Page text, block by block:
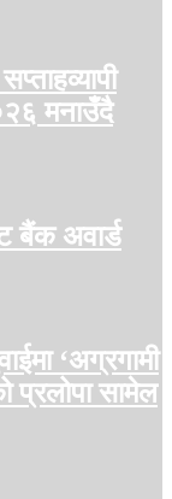
मनाउँदै
बैंक अवार्ड
‘अग्रगामी
प्रलोपा सामेल